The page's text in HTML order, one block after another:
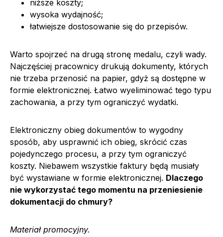
niższe koszty;
wysoka wydajność;
łatwiejsze dostosowanie się do przepisów.
Warto spojrzeć na drugą stronę medalu, czyli wady.
Najczęściej pracownicy drukują dokumenty, których
nie trzeba przenosić na papier, gdyż są dostępne w
formie elektronicznej. Łatwo wyeliminować tego typu
zachowania, a przy tym ograniczyć wydatki.
Elektroniczny obieg dokumentów to wygodny
sposób, aby usprawnić ich obieg, skrócić czas
pojedynczego procesu, a przy tym ograniczyć
koszty. Niebawem wszystkie faktury będą musiały
być wystawiane w formie elektronicznej. Dlaczego
nie wykorzystać tego momentu na przeniesienie
dokumentacji do chmury?
Materiał promocyjny.